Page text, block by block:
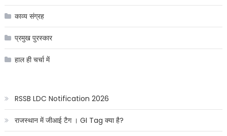
काव्य संग्रह
प्रमुख पुरस्कार
हाल ही चर्चा में
RSSB LDC Notification 2026
राजस्थान में जीआई टैग । GI Tag क्या है?